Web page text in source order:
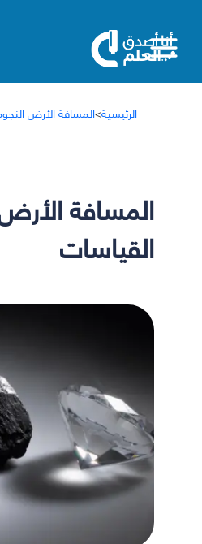
الرئيسية>المسافة الأرض
المسافة
القياسات